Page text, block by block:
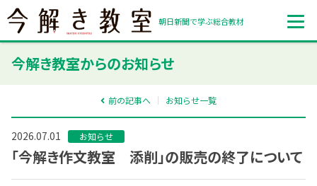
朝日新聞で学ぶ総合教材
今解き教室からのお知らせ
前の記事へ お知らせ一覧
2026.07.01 お知らせ
「今解き作文教室 添削」の販売の終了について